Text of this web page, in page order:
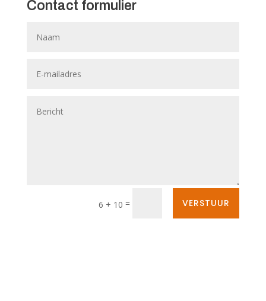
Contact formulier
6 + 10 = VERSTUUR